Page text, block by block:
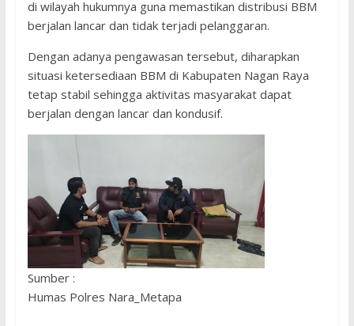
di wilayah hukumnya guna memastikan distribusi BBM
berjalan lancar dan tidak terjadi pelanggaran.
Dengan adanya pengawasan tersebut, diharapkan
situasi ketersediaan BBM di Kabupaten Nagan Raya
tetap stabil sehingga aktivitas masyarakat dapat
berjalan dengan lancar dan kondusif.
Sumber :
Humas Polres Nara_Metapa